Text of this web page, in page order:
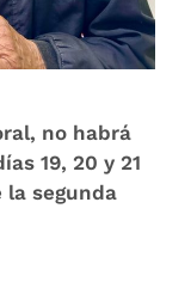
no habrá
19, 20 y 21
segunda